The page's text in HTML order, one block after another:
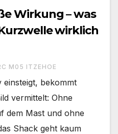
Wirkung – was
wirklich
M05 ITZEHOE
bekommt
vermittelt: Ohne
dem Mast und ohne
Shack geht kaum